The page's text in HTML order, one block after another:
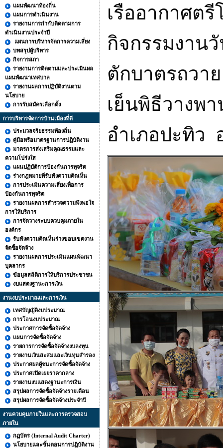
แผนพัฒนาท้องถิ่น
แผนการดำเนินงาน
รายงานการกำกับติดตามการ
ดำเนินงานประจำปี
แผนการบริหารจัดการความเสี่ยง
บทสรุปผู้บริหาร
กิจการสภา
รายงานการติดตามและประเมินผล
แผนพัฒนาเทศบาล
รายงานผลการปฏิบัติงานตาม
นโยบาย
การรับสมัครเลือกตั้ง
การบริหารจัดการบ้านเมืองที่ดี
ประมวลจริยธรรมท้องถิ่น
คู่มือหรือมาตรฐานการปฏิบัติงาน
มาตรการส่งเสริมคุณธรรมและ
ความโปร่งใส
แผนปฏิบัติการป้องกันการทุจริต
ร่างกฎหมายที่รับฟังความคิดเห็น
การประเมินความเสี่ยงเพื่อการ
ป้องกันการทุจริต
รายงานผลการสำรวจความพึงพอใจ
การให้บริการ
การจัดวางระบบควบคุมภายใน
องค์กร
รับฟังความคิดเห็นร่างขอบเขตงาน
จัดซื้อจัดจ้าง
รายงานผลการประเมินแผนพัฒนา
บุคลากร
ข้อมูลสถิติการให้บริการประชาชน
งบแสดงฐานะการเงิน
งานงบประมาณและการเงิน
เทศบัญญัติงบประมาณ
การโอนงบประมาณ
ประกาศการจัดซื้อจัดจ้าง
แผนการจัดซื้อจัดจ้าง
รายการการจัดซื้อจัดจ้างงบลงทุน
รายงานเงินสะสมและเงินทุนสำรอง
ประกาศผลผู้ชนะการจัดซื้อจัดจ้าง
ประกาศเปิดเผยราคากลาง
รายงานงบแสดงฐานะการเงิน
สรุปผลการจัดซื้อจัดจ้างรายเดือน
สรุปผลการจัดซื้อจัดจ้างประจำปี
งานควบคุมภายในและการตรวจสอบ
ภายใน
กฏบัตร (Internal Audit Charter)
นโยบายและขั้นตอนการปฏิบัติงาน
เรืออากาศต
กิจกรรมงาน
ตักบาตรถวา
เย็นพิธีวางพ
อำเภอปะทิว